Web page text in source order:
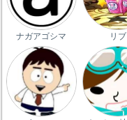
ナガアゴシマ リブ